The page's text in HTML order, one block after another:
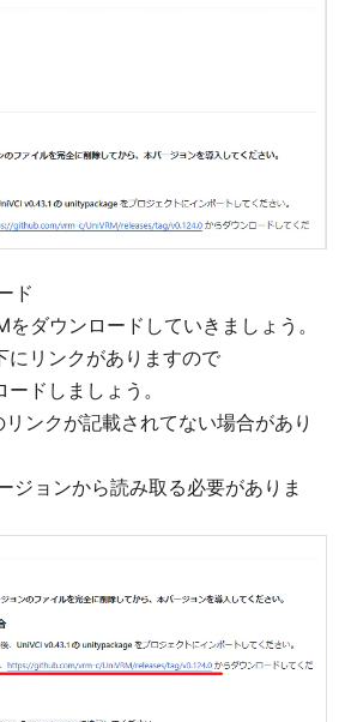
ド
ダウンロードしていきましょう。
にリンクがありますので
ドしましょう。
ンクが記載されてない場合があり
ジョンから読み取る必要がありま